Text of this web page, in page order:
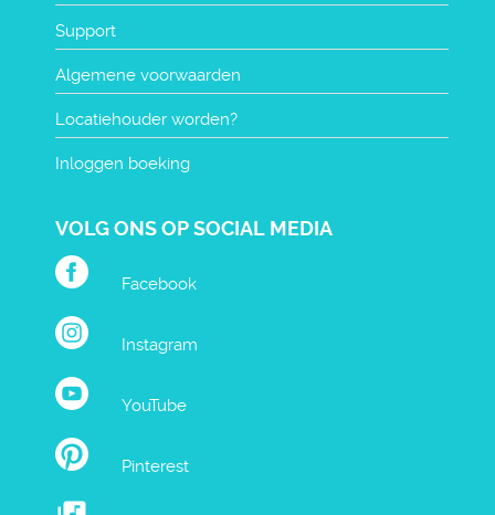
Support
Algemene voorwaarden
Locatiehouder worden?
Inloggen boeking
VOLG ONS OP SOCIAL MEDIA
Facebook
Instagram
YouTube
Pinterest